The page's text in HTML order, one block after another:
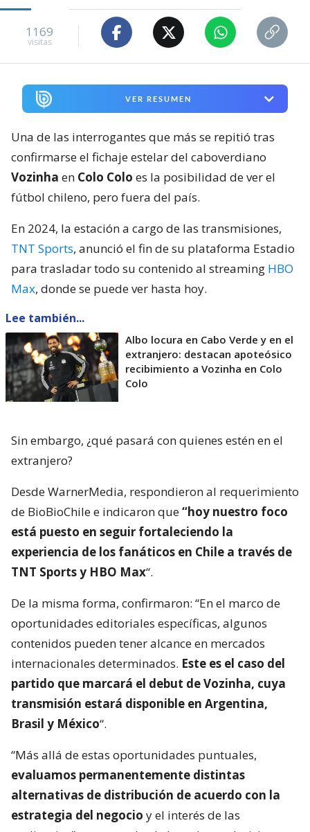
1169
visitas
VER RESUMEN
Una de las interrogantes que más se repitió tras
confirmarse el fichaje estelar del caboverdiano
Vozinha en Colo Colo es la posibilidad de ver el
fútbol chileno, pero fuera del país.
En 2024, la estación a cargo de las transmisiones,
TNT Sports, anunció el fin de su plataforma Estadio
para trasladar todo su contenido al streaming HBO
Max, donde se puede ver hasta hoy.
Lee también...
Albo locura en Cabo Verde y en el
extranjero: destacan apoteósico
recibimiento a Vozinha en Colo
Colo
Sin embargo, ¿qué pasará con quienes estén en el
extranjero?
Desde WarnerMedia, respondieron al requerimiento
de BioBioChile e indicaron que“hoy nuestro foco
está puesto en seguir fortaleciendo la
experiencia de los fanáticos en Chile a través de
TNT Sports y HBO Max“.
De la misma forma, confirmaron: “En el marco de
oportunidades editoriales específicas, algunos
contenidos pueden tener alcance en mercados
internacionales determinados. Este es el caso del
partido que marcará el debut de Vozinha, cuya
transmisión estará disponible en Argentina,
Brasil y México“.
“Más allá de estas oportunidades puntuales,
evaluamos permanentemente distintas
alternativas de distribución de acuerdo con la
estrategia del negocio y el interés de las